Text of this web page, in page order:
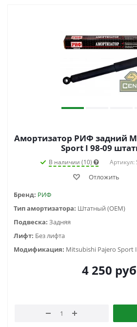
Амортизатор РИФ задний
Sport I 98-09
В наличии (10) Артикул:
Отложить
Бренд: РИФ
Тип амортизатора: Штатный (OEM)
Подвеска: Задняя
Лифт: Без лифта
Модификация: Mitsubishi Pajero Sport
4 250